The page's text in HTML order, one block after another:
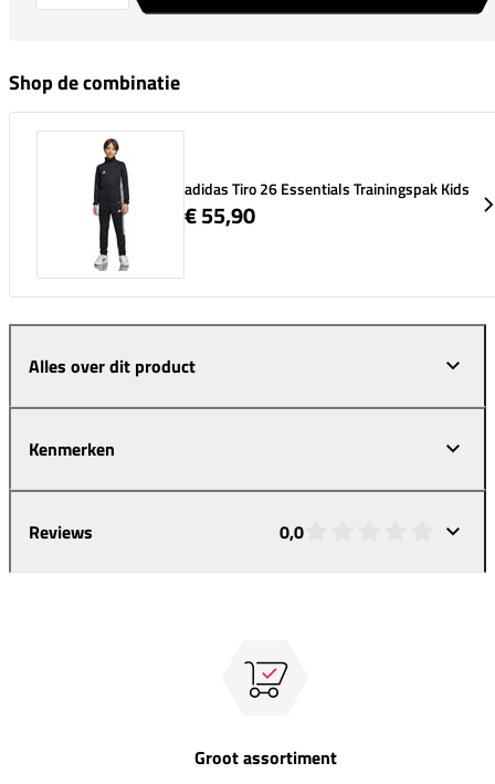
Shop de combinatie
adidas Tiro 26 Essentials Trainingspak Kids
€ 55,90
Alles over dit product
Kenmerken
Reviews 0,0
Groot assortiment